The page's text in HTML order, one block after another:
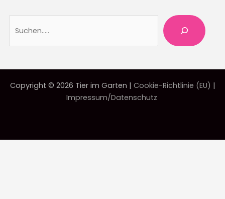
Copyright © 2026 Tier im Garten | Cookie-Richtlinie (EU) |
Impressum/Datenschutz